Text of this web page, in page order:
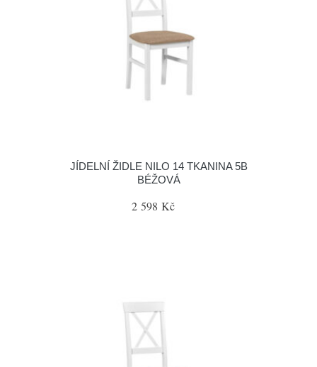
JÍDELNÍ ŽIDLE NILO 14 TKANINA 5B
BÉŽOVÁ
2 598 Kč